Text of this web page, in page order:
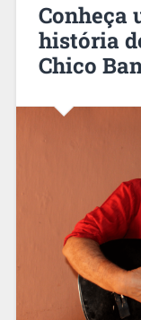
Conheça
história
Chico